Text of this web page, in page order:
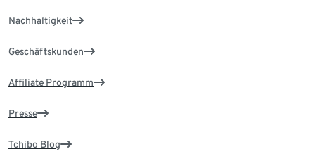
Nachhaltigkeit
Geschäftskunden
Affiliate Programm
Presse
Tchibo Blog